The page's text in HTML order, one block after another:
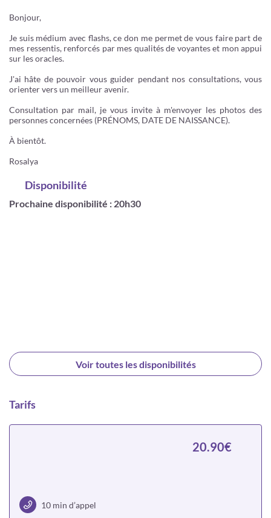
Bonjour,
Je suis médium avec flashs, ce don me permet de vous faire part de
mes ressentis, renforcés par mes qualités de voyantes et mon appui
sur les oracles.
J'ai hâte de pouvoir vous guider pendant nos consultations, vous
orienter vers un meilleur avenir.
Consultation par mail, je vous invite à m'envoyer les photos des
personnes concernées (PRÉNOMS, DATE DE NAISSANCE).
À bientôt.
Rosalya
Disponibilité
Prochaine disponibilité : 20h30
Voir toutes les disponibilités
Tarifs
10 min d’appel
20.90€